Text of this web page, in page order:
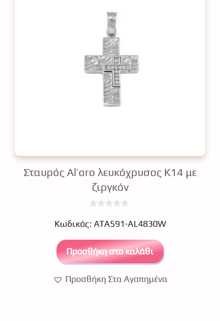
Σταυρός Al’oro λευκόχρυσος Κ14 με
ζιργκόν
o
u
f
5
€
Κωδικός: ΑΤΑ591-AL4830W
Προσθήκη στο καλάθι
Προσθήκη Στα Αγαπημένα